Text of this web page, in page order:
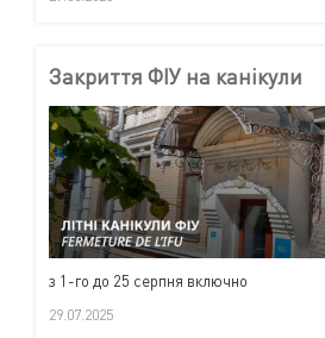
Закриття ФІУ на канікули
з 1-го до 25 серпня включно
29.07.2025